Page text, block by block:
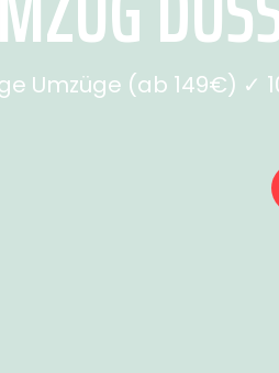
Umzüge (ab 149€) ✓